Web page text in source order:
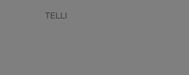
TELLI